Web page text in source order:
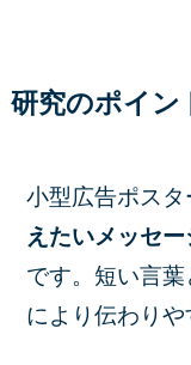
研究のポイン
小型広告ポスタ
えたいメッセー
です。短い言
により伝わりや